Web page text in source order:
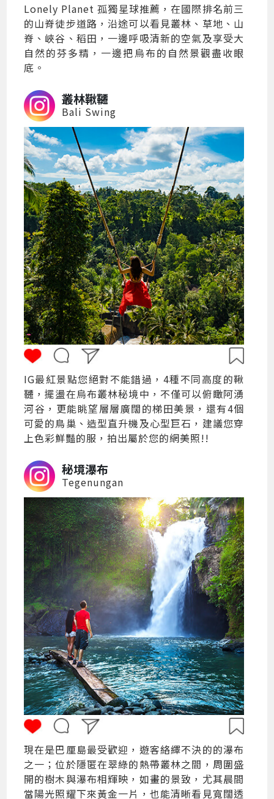
Lonely Planet 孤獨星球推薦，在國際排名前三
的山脊徒步道路，沿途可以看見叢林、草地、山
脊、峽谷、稻田，一邊呼吸清新的空氣及享受大
自然的芬多精，一邊把烏布的自然景觀盡收眼
底。
叢林鞦韆
Bali Swing
IG最紅景點您絕對不能錯過，4種不同高度的鞦
韆，擺盪在烏布叢林秘境中，不僅可以俯瞰阿湧
河谷，更能眺望層層廣闊的梯田美景，還有4個
可愛的鳥巢、造型直升機及心型巨石，建議您穿
上色彩鮮豔的服，拍出屬於您的網美照!!
秘境瀑布
Tegenungan
現在是巴厘島最受歡迎，遊客絡繹不決的的瀑布
之一；位於隱匿在翠綠的熱帶叢林之間，周圍盛
開的樹木與瀑布相輝映，如畫的景致，尤其晨間
當陽光照耀下來黃金一片，也能清晰看見寬闊透